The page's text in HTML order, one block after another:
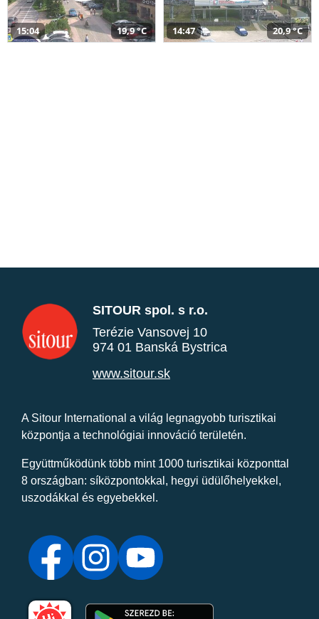
15:04 19,9 °C 14:47 20,9 °C
SITOUR spol. s r.o.
Terézie Vansovej 10
974 01 Banská Bystrica
www.sitour.sk
A Sitour International a világ legnagyobb turisztikai
központja a technológiai innováció területén.
Együttműködünk több mint 1000 turisztikai központtal
8 országban: síközpontokkal, hegyi üdülőhelyekkel,
uszodákkal és egyebekkel.